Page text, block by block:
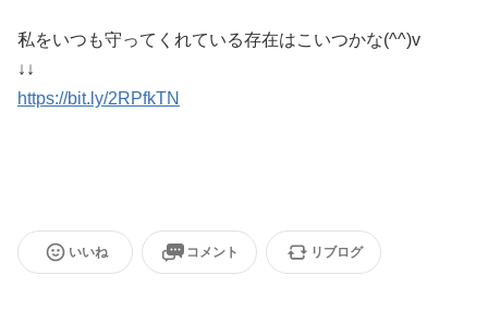
私をいつも守ってくれている存在はこいつかな(^^)v
↓↓
https://bit.ly/2RPfkTN
いいね コメント リブログ